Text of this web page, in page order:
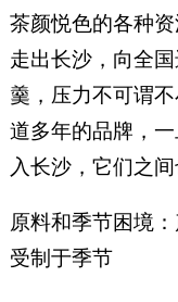
茶颜悦色的各种
走出长沙，向全
羹，压力不可谓
道多年的品牌，
入长沙，它们之间
原料和季节困境
受制于季节